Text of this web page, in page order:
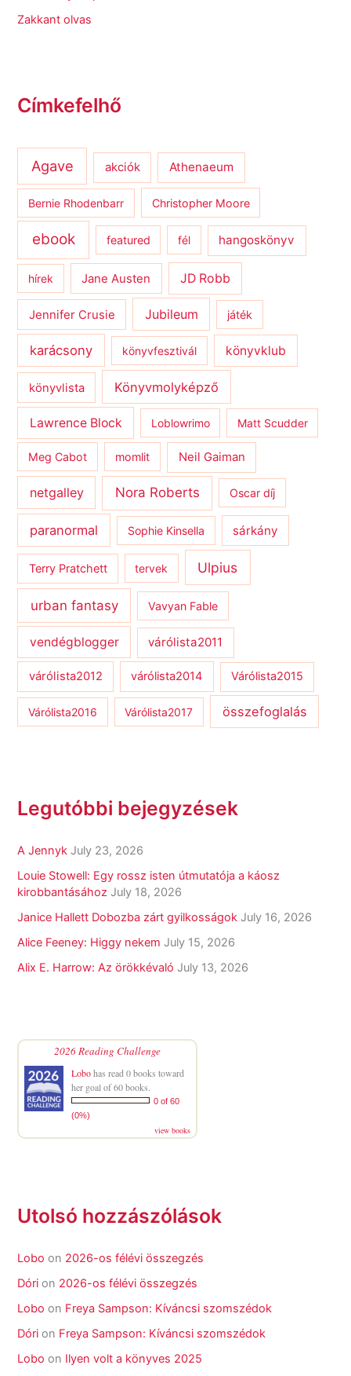
Zakkant olvas
Címkefelhő
Agave akciók Athenaeum
Bernie Rhodenbarr Christopher Moore
ebook featured fél hangoskönyv
hírek Jane Austen JD Robb
Jennifer Crusie Jubileum játék
karácsony könyvfesztivál könyvklub
könyvlista Könyvmolyképző
Lawrence Block Loblowrimo Matt Scudder
Meg Cabot momlit Neil Gaiman
netgalley Nora Roberts Oscar díj
paranormal Sophie Kinsella sárkány
Terry Pratchett tervek Ulpius
urban fantasy Vavyan Fable
vendégblogger várólista2011
várólista2012 várólista2014 Várólista2015
Várólista2016 Várólista2017 összefoglalás
Legutóbbi bejegyzések
A Jennyk July 23, 2026
Louie Stowell: Egy ​rossz isten útmutatója a káosz
kirobbantásához July 18, 2026
Janice Hallett Dobozba zárt gyilkosságok July 16, 2026
Alice Feeney: Higgy nekem July 15, 2026
Alix E. Harrow: Az örökkévaló July 13, 2026
2026 Reading Challenge
Lobohas read 0 books toward
her goal of 60 books.
0 of 60
(0%)
view books
Utolsó hozzászólások
Lobo on 2026-os félévi összegzés
Dóri on 2026-os félévi összegzés
Lobo on Freya Sampson: Kíváncsi szomszédok
Dóri on Freya Sampson: Kíváncsi szomszédok
Lobo on Ilyen volt a könyves 2025